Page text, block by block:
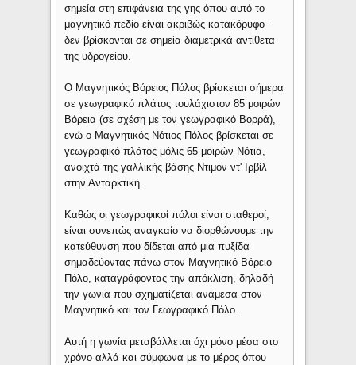
σημεία στη επιφάνεια της γης όπου αυτό το
μαγνητικό πεδίο είναι ακριβώς κατακόρυφο--
δεν βρίσκονται σε σημεία διαμετρικά αντίθετα
της υδρογείου.
Ο Μαγνητικός Βόρειος Πόλος βρίσκεται σήμερα
σε γεωγραφικό πλάτος τουλάχιστον 85 μοιρών
Βόρεια (σε σχέση με τον γεωγραφικό Βορρά),
ενώ ο Μαγνητικός Νότιος Πόλος βρίσκεται σε
γεωγραφικό πλάτος μόλις 65 μοιρών Νότια,
ανοιχτά της γαλλικής βάσης Ντιμόν ντ' Ιρβίλ
στην Ανταρκτική.
Καθώς οι γεωγραφικοί πόλοι είναι σταθεροί,
είναι συνεπώς αναγκαίο να διορθώνουμε την
κατεύθυνση που δίδεται από μια πυξίδα
σημαδεύοντας πάνω στον Μαγνητικό Βόρειο
Πόλο, καταγράφοντας την απόκλιση, δηλαδή
την γωνία που σχηματίζεται ανάμεσα στον
Μαγνητικό και τον Γεωγραφικό Πόλο.
Αυτή η γωνία μεταβάλλεται όχι μόνο μέσα στο
χρόνο αλλά και σύμφωνα με το μέρος όπου